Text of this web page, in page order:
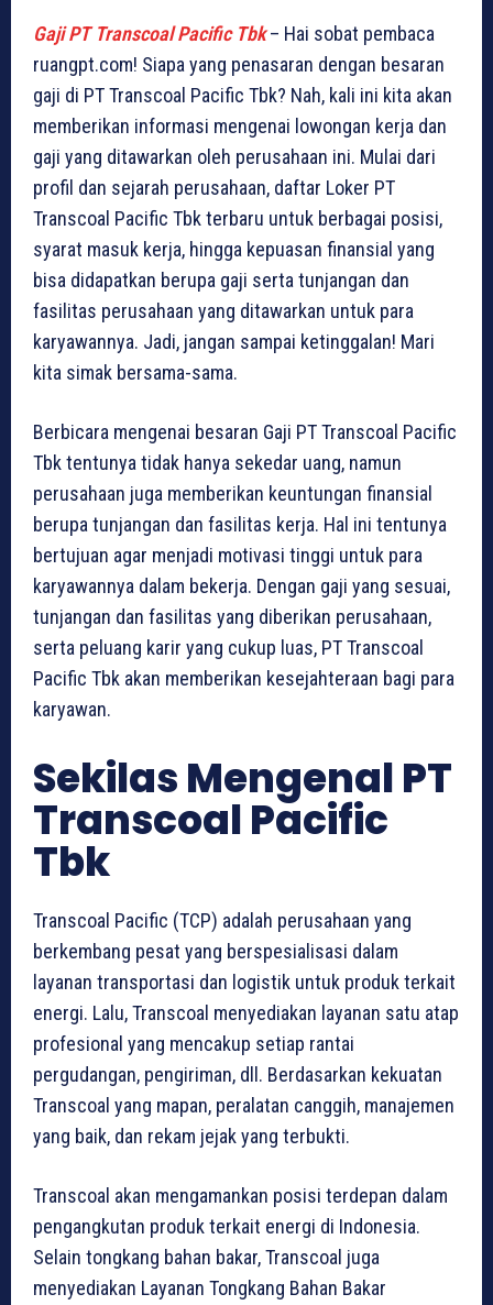
Gaji PT Transcoal Pacific Tbk– Hai sobat pembaca
ruangpt.com! Siapa yang penasaran dengan besaran
gaji di PT Transcoal Pacific Tbk? Nah, kali ini kita akan
memberikan informasi mengenai lowongan kerja dan
gaji yang ditawarkan oleh perusahaan ini. Mulai dari
profil dan sejarah perusahaan, daftar Loker PT
Transcoal Pacific Tbk terbaru untuk berbagai posisi,
syarat masuk kerja, hingga kepuasan finansial yang
bisa didapatkan berupa gaji serta tunjangan dan
fasilitas perusahaan yang ditawarkan untuk para
karyawannya. Jadi, jangan sampai ketinggalan! Mari
kita simak bersama-sama.
Berbicara mengenai besaran Gaji PT Transcoal Pacific
Tbk tentunya tidak hanya sekedar uang, namun
perusahaan juga memberikan keuntungan finansial
berupa tunjangan dan fasilitas kerja. Hal ini tentunya
bertujuan agar menjadi motivasi tinggi untuk para
karyawannya dalam bekerja. Dengan gaji yang sesuai,
tunjangan dan fasilitas yang diberikan perusahaan,
serta peluang karir yang cukup luas, PT Transcoal
Pacific Tbk akan memberikan kesejahteraan bagi para
karyawan.
Sekilas Mengenal PT
Transcoal Pacific
Tbk
Transcoal Pacific (TCP) adalah perusahaan yang
berkembang pesat yang berspesialisasi dalam
layanan transportasi dan logistik untuk produk terkait
energi. Lalu, Transcoal menyediakan layanan satu atap
profesional yang mencakup setiap rantai
pergudangan, pengiriman, dll. Berdasarkan kekuatan
Transcoal yang mapan, peralatan canggih, manajemen
yang baik, dan rekam jejak yang terbukti.
Transcoal akan mengamankan posisi terdepan dalam
pengangkutan produk terkait energi di Indonesia.
Selain tongkang bahan bakar, Transcoal juga
menyediakan Layanan Tongkang Bahan Bakar